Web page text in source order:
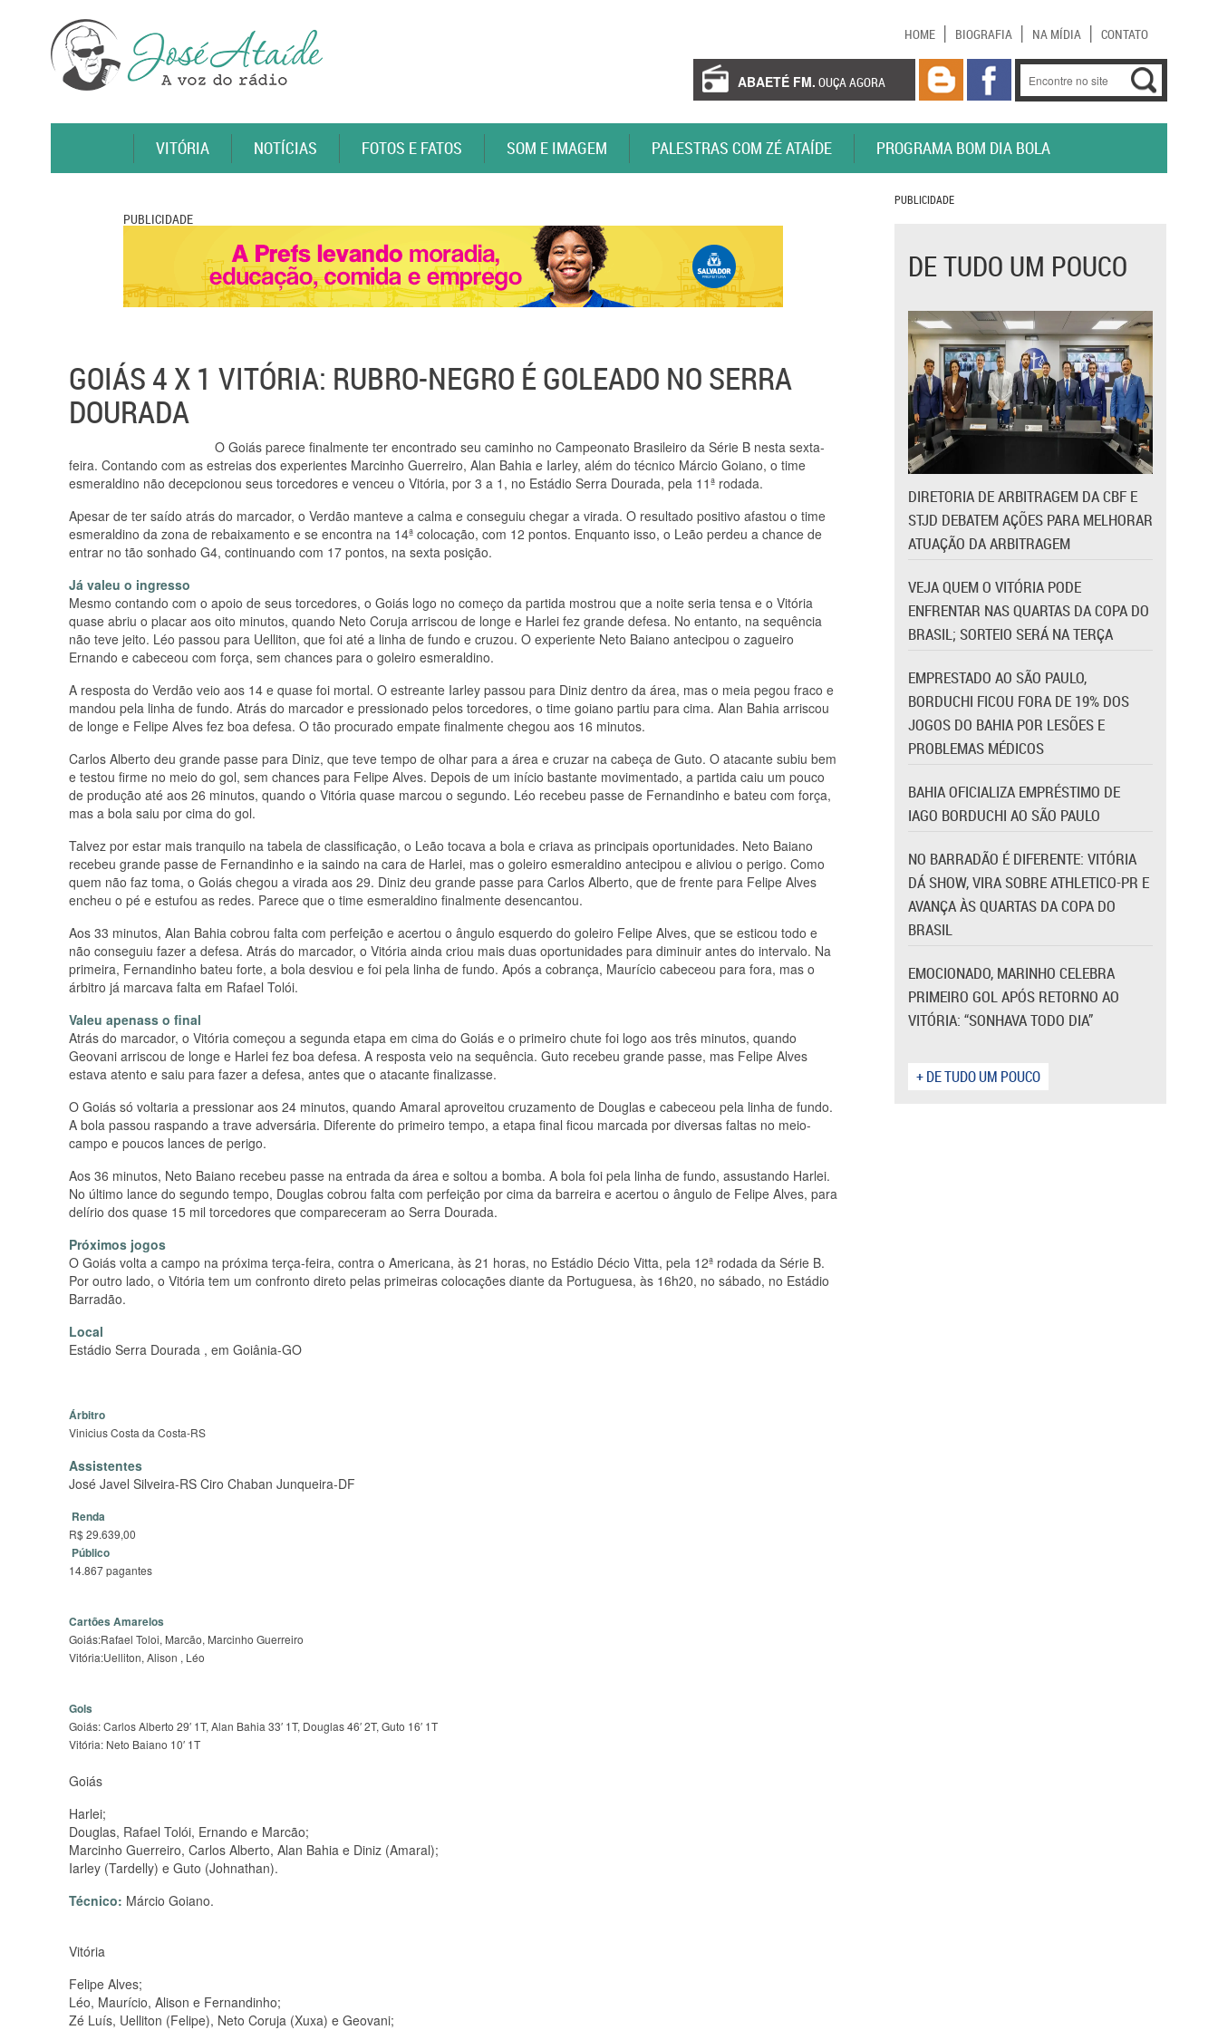
HOME BIOGRAFIA NA MÍDIA CONTATO
ABAETÉ FM. OUÇA AGORA
VITÓRIA NOTÍCIAS FOTOS E FATOS SOM E IMAGEM PALESTRAS COM ZÉ ATAÍDE PROGRAMA BOM DIA BOLA
PUBLICIDADE
GOIÁS 4 X 1 VITÓRIA: RUBRO-NEGRO É GOLEADO NO SERRA
DOURADA
O Goiás parece finalmente ter encontrado seu caminho no Campeonato Brasileiro da Série B nesta sexta-
feira. Contando com as estreias dos experientes Marcinho Guerreiro, Alan Bahia e Iarley, além do técnico Márcio Goiano, o time
esmeraldino não decepcionou seus torcedores e venceu o Vitória, por 3 a 1, no Estádio Serra Dourada, pela 11ª rodada.
Apesar de ter saído atrás do marcador, o Verdão manteve a calma e conseguiu chegar a virada. O resultado positivo afastou o time
esmeraldino da zona de rebaixamento e se encontra na 14ª colocação, com 12 pontos. Enquanto isso, o Leão perdeu a chance de
entrar no tão sonhado G4, continuando com 17 pontos, na sexta posição.
Já valeu o ingresso
Mesmo contando com o apoio de seus torcedores, o Goiás logo no começo da partida mostrou que a noite seria tensa e o Vitória
quase abriu o placar aos oito minutos, quando Neto Coruja arriscou de longe e Harlei fez grande defesa. No entanto, na sequência
não teve jeito. Léo passou para Uelliton, que foi até a linha de fundo e cruzou. O experiente Neto Baiano antecipou o zagueiro
Ernando e cabeceou com força, sem chances para o goleiro esmeraldino.
A resposta do Verdão veio aos 14 e quase foi mortal. O estreante Iarley passou para Diniz dentro da área, mas o meia pegou fraco e
mandou pela linha de fundo. Atrás do marcador e pressionado pelos torcedores, o time goiano partiu para cima. Alan Bahia arriscou
de longe e Felipe Alves fez boa defesa. O tão procurado empate finalmente chegou aos 16 minutos.
Carlos Alberto deu grande passe para Diniz, que teve tempo de olhar para a área e cruzar na cabeça de Guto. O atacante subiu bem
e testou firme no meio do gol, sem chances para Felipe Alves. Depois de um início bastante movimentado, a partida caiu um pouco
de produção até aos 26 minutos, quando o Vitória quase marcou o segundo. Léo recebeu passe de Fernandinho e bateu com força,
mas a bola saiu por cima do gol.
Talvez por estar mais tranquilo na tabela de classificação, o Leão tocava a bola e criava as principais oportunidades. Neto Baiano
recebeu grande passe de Fernandinho e ia saindo na cara de Harlei, mas o goleiro esmeraldino antecipou e aliviou o perigo. Como
quem não faz toma, o Goiás chegou a virada aos 29. Diniz deu grande passe para Carlos Alberto, que de frente para Felipe Alves
encheu o pé e estufou as redes. Parece que o time esmeraldino finalmente desencantou.
Aos 33 minutos, Alan Bahia cobrou falta com perfeição e acertou o ângulo esquerdo do goleiro Felipe Alves, que se esticou todo e
não conseguiu fazer a defesa. Atrás do marcador, o Vitória ainda criou mais duas oportunidades para diminuir antes do intervalo. Na
primeira, Fernandinho bateu forte, a bola desviou e foi pela linha de fundo. Após a cobrança, Maurício cabeceou para fora, mas o
árbitro já marcava falta em Rafael Tolói.
Valeu apenass o final
Atrás do marcador, o Vitória começou a segunda etapa em cima do Goiás e o primeiro chute foi logo aos três minutos, quando
Geovani arriscou de longe e Harlei fez boa defesa. A resposta veio na sequência. Guto recebeu grande passe, mas Felipe Alves
estava atento e saiu para fazer a defesa, antes que o atacante finalizasse.
O Goiás só voltaria a pressionar aos 24 minutos, quando Amaral aproveitou cruzamento de Douglas e cabeceou pela linha de fundo.
A bola passou raspando a trave adversária. Diferente do primeiro tempo, a etapa final ficou marcada por diversas faltas no meio-
campo e poucos lances de perigo.
Aos 36 minutos, Neto Baiano recebeu passe na entrada da área e soltou a bomba. A bola foi pela linha de fundo, assustando Harlei.
No último lance do segundo tempo, Douglas cobrou falta com perfeição por cima da barreira e acertou o ângulo de Felipe Alves, para
delírio dos quase 15 mil torcedores que compareceram ao Serra Dourada.
Próximos jogos
O Goiás volta a campo na próxima terça-feira, contra o Americana, às 21 horas, no Estádio Décio Vitta, pela 12ª rodada da Série B.
Por outro lado, o Vitória tem um confronto direto pelas primeiras colocações diante da Portuguesa, às 16h20, no sábado, no Estádio
Barradão.
Local
Estádio Serra Dourada , em Goiânia-GO
Árbitro
Vinicius Costa da Costa-RS
Assistentes
José Javel Silveira-RS Ciro Chaban Junqueira-DF
Renda
R$ 29.639,00
Público
14.867 pagantes
Cartões Amarelos
Goiás:Rafael Toloi, Marcão, Marcinho Guerreiro
Vitória:Uelliton, Alison , Léo
Gols
Goiás: Carlos Alberto 29′ 1T, Alan Bahia 33′ 1T, Douglas 46′ 2T, Guto 16′ 1T
Vitória: Neto Baiano 10′ 1T
Goiás
Harlei;
Douglas, Rafael Tolói, Ernando e Marcão;
Marcinho Guerreiro, Carlos Alberto, Alan Bahia e Diniz (Amaral);
Iarley (Tardelly) e Guto (Johnathan).
Técnico: Márcio Goiano.
Vitória
Felipe Alves;
Léo, Maurício, Alison e Fernandinho;
Zé Luís, Uelliton (Felipe), Neto Coruja (Xuxa) e Geovani;
PUBLICIDADE
DE TUDO UM POUCO
DIRETORIA DE ARBITRAGEM DA CBF E
STJD DEBATEM AÇÕES PARA MELHORAR
ATUAÇÃO DA ARBITRAGEM
VEJA QUEM O VITÓRIA PODE
ENFRENTAR NAS QUARTAS DA COPA DO
BRASIL; SORTEIO SERÁ NA TERÇA
EMPRESTADO AO SÃO PAULO,
BORDUCHI FICOU FORA DE 19% DOS
JOGOS DO BAHIA POR LESÕES E
PROBLEMAS MÉDICOS
BAHIA OFICIALIZA EMPRÉSTIMO DE
IAGO BORDUCHI AO SÃO PAULO
NO BARRADÃO É DIFERENTE: VITÓRIA
DÁ SHOW, VIRA SOBRE ATHLETICO-PR E
AVANÇA ÀS QUARTAS DA COPA DO
BRASIL
EMOCIONADO, MARINHO CELEBRA
PRIMEIRO GOL APÓS RETORNO AO
VITÓRIA: “SONHAVA TODO DIA”
+ DE TUDO UM POUCO